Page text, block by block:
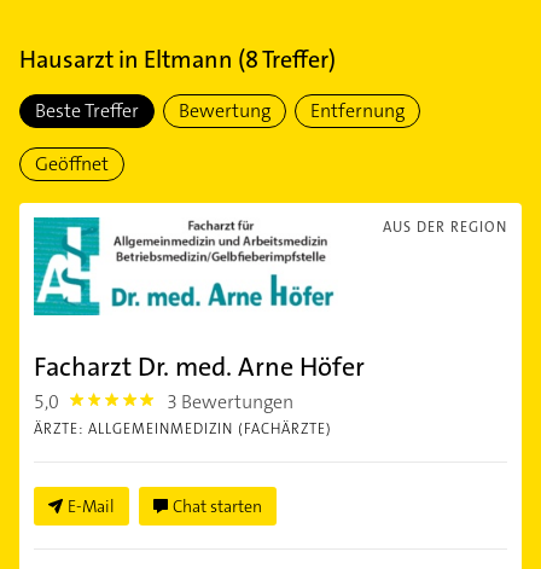
Hausarztin Eltmann (8Treffer)
Beste Treffer Bewertung Entfernung
Geöffnet
AUS DER REGION
Facharzt Dr. med. Arne Höfer
5,0 5.0 3 Bewertungen
ÄRZTE: ALLGEMEINMEDIZIN (FACHÄRZTE)
E-Mail Chat starten